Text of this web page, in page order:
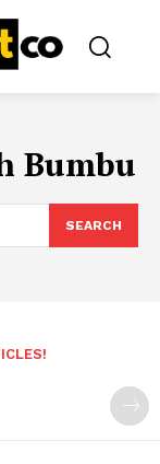
Bumbu
SEARCH